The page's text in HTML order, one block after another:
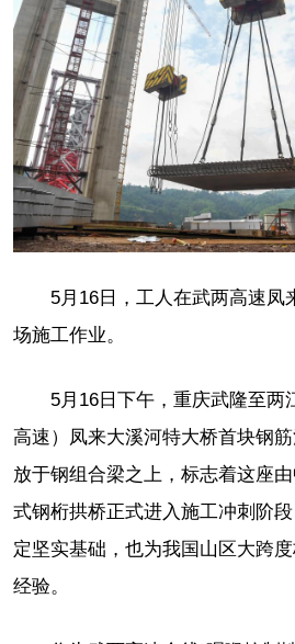
5月16日，工人在武两高速凤
场施工作业。
5月16日下午，重庆武隆至两
高速）凤来大溪河特大桥首块钢
放于钢组合梁之上，标志着这座
式钢桁拱桥正式进入施工冲刺阶
定坚实基础，也为我国山区大跨
经验。